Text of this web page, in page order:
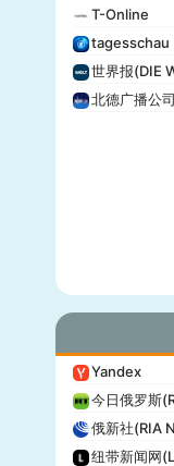
T-Online
tagesschau
世界报(DIE
北德广播公
Yandex
今日俄罗斯
俄新社(RIA
纽带新闻网